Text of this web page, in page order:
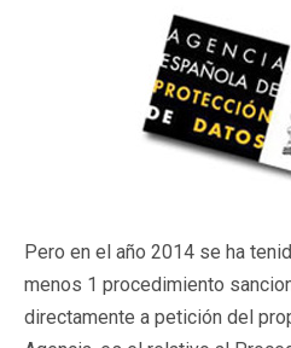
Pero en el año 2014 se ha
menos 1 procedimiento
directamente a petición del